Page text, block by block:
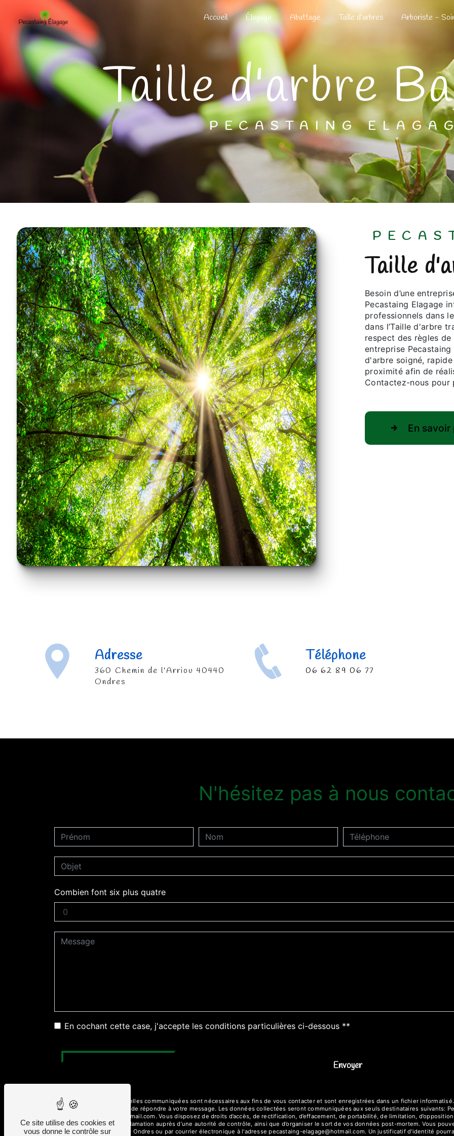
Accueil Élagage Abattage Taille d'arbres Arboriste -
Taille d'arbre
PECASTAING
Taille
Besoin d’une entreprise spécialisée en Taille d'arbre à Bayonne ?
Pecastaing Elagage
professionnels dans
dans l’Taille d'arbre
respect des règles
entreprise Pecastaing
d'arbre soigné,
proximité afin de
Contactez-nous pour
En savoir
Adresse
360 Chemin de l'Arriou 40440
Ondres
Téléphone
06 62 89 06 77
N'hésitez pas à nous
Combien font six plus quatre
En cochant cette case, j'accepte les conditions particulières ci-dessous **
Envoyer
** Les données personnelles communiquées sont nécessaires aux fins de vous contacter et sont enregistrées dans un fichier
traitants dans le seul but de répondre à votre message. Les données collectées seront communiquées aux seuls destinataires suivants:
pecastaing-elagage@hotmail.com. Vous disposez de droits d’accès, de rectification, d’effacement, de portabilité, de limitation,
droit d’introduire une réclamation auprès d’une autorité de contrôle, ainsi que d’organiser le sort de vos données post-mortem. Vous
Chemin de l'Arriou 40440 Ondres ou par courrier électronique à l'adresse pecastaing-elagage@hotmail.com. Un justificatif d'identité
Panneau de gestion des cookies
Ce site utilise des cookies et
vous donne le contrôle sur